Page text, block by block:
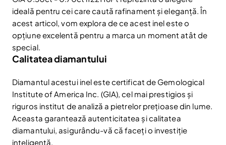
ideală pentru cei care caută rafinament și eleganță. În
acest articol, vom explora de ce acest inel este o
opțiune excelentă pentru a marca un moment atât de
special.
Calitatea diamantului
Diamantul acestui inel este certificat de Gemological
Institute of America Inc. (GIA), cel mai prestigios și
riguros institut de analiză a pietrelor prețioase din lume.
Aceasta garantează autenticitatea și calitatea
diamantului, asigurându-vă că faceți o investiție
inteligentă.